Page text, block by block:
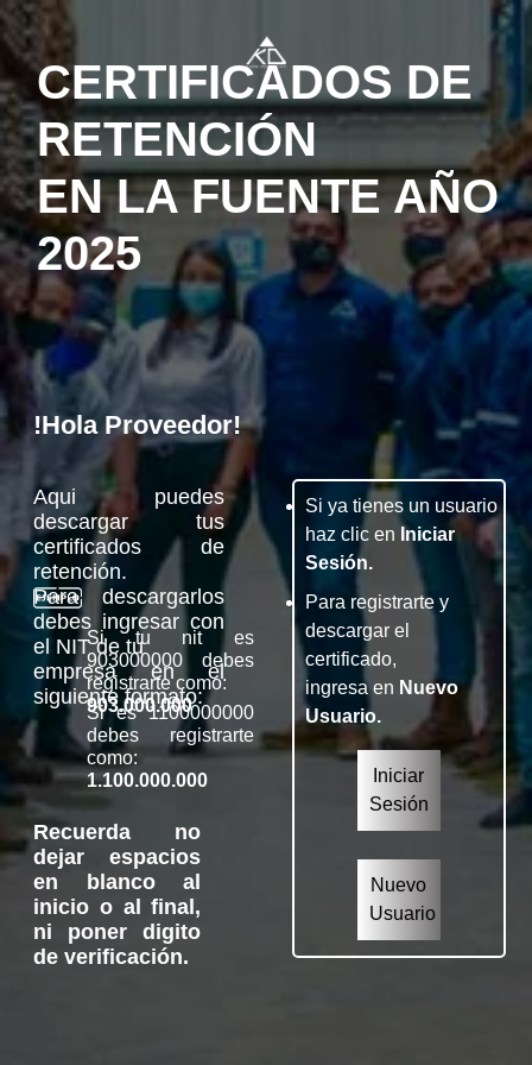
CERTIFICADOS DE
RETENCIÓN
EN LA FUENTE AÑO
2025
!Hola Proveedor!
Aqui puedes
descargar tus
certificados de
retención.
Para descargarlos
debes ingresar con
el NIT de tu
empresa en el
siguiente formato:
Si tu nit es
903000000 debes
registrarte como:
903.000.000
Si es 1100000000
debes registrarte
como:
1.100.000.000
Recuerda no
dejar espacios
en blanco al
inicio o al final,
ni poner digito
de verificación.
Si ya tienes un usuario
haz clic en Iniciar
Sesión.
Para registrarte y
descargar el
certificado,
ingresa en Nuevo
Usuario.
Iniciar
Sesión
Nuevo
Usuario